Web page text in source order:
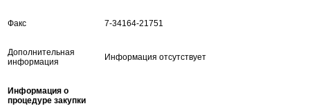
Факс 7-34164-21751
Дополнительная
информация
Информация отсутствует
Информация о
процедуре закупки